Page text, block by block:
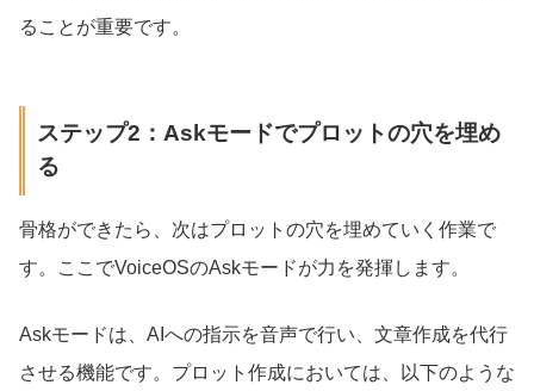
ることが重要です。
ステップ2：Askモードでプロットの穴を埋め
る
骨格ができたら、次はプロットの穴を埋めていく作業で
す。ここでVoiceOSのAskモードが力を発揮します。
Askモードは、AIへの指示を音声で行い、文章作成を代行
させる機能です。プロット作成においては、以下のような